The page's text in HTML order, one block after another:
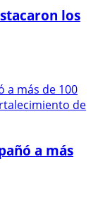
los
a más